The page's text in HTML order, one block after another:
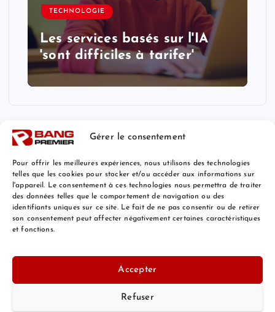
Gérer le consentement
Pour offrir les meilleures expériences, nous utilisons des technologies
telles que les cookies pour stocker et/ou accéder aux informations sur
l'appareil. Le consentement à ces technologies nous permettra de traiter
des données telles que le comportement de navigation ou des
identifiants uniques sur ce site. Le fait de ne pas consentir ou de retirer
son consentement peut affecter négativement certaines caractéristiques
et fonctions.
Accepter
Refuser
TECHNOLOGIE
Les services basés sur l'IA
'sont difficiles à tarifer'
Mentions Légales